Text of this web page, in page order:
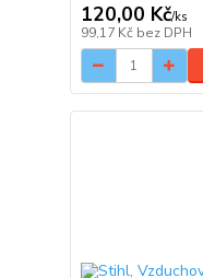
120,00 Kč/ks
99,17 Kč bez DPH